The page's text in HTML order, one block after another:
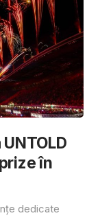
în
dedicate